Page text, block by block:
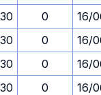
0
16/
0
16/
0
16/
0
16/